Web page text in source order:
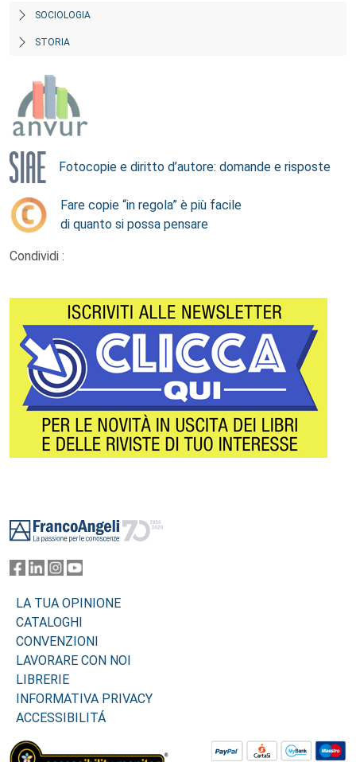
SOCIOLOGIA
STORIA
Fotocopie e diritto d’autore: domande e risposte
Fare copie “in regola” è più facile
di quanto si possa pensare
Condividi :
LA TUA OPINIONE
CATALOGHI
CONVENZIONI
LAVORARE CON NOI
LIBRERIE
INFORMATIVA PRIVACY
ACCESSIBILITÁ